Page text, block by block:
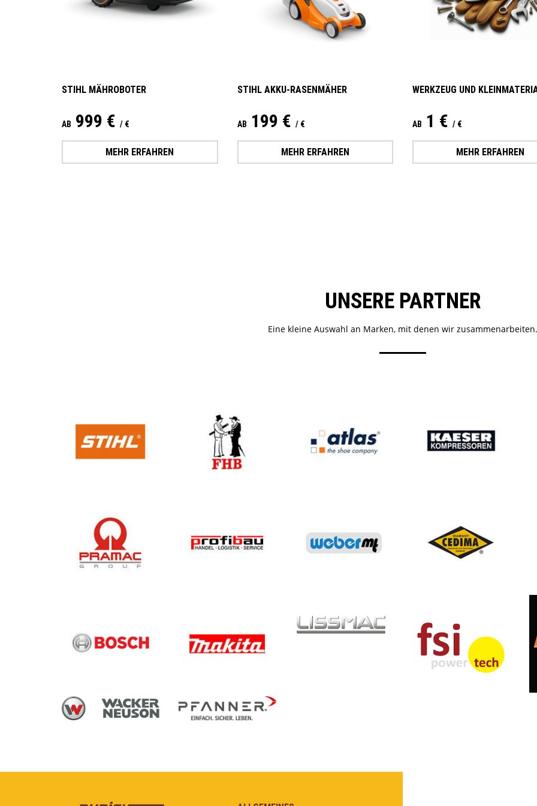
STIHL MÄHROBOTER
AB 999 € / €
MEHR ERFAHREN
STIHL AKKU-RASENMÄHER
AB 199 € / €
MEHR ERFAHREN
WERKZEUG UND
AB 1 € / €
MEHR ERFAHREN
UNSERE PARTNER
Eine kleine Auswahl an Marken, mit denen wir zusammenarbeiten.